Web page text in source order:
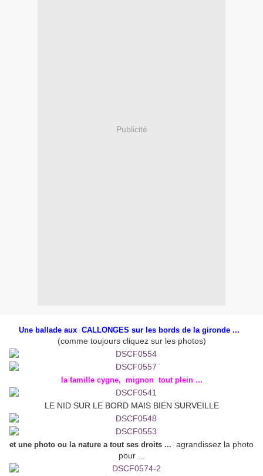
Publicité
Une ballade aux CALLONGES sur les bords de la gironde ...
(comme toujours cliquez sur les photos)
la famille cygne, mignon tout plein ...
LE NID SUR LE BORD MAIS BIEN SURVEILLE
et une photo ou la nature a tout ses droits ... agrandissez la photo
pour ...